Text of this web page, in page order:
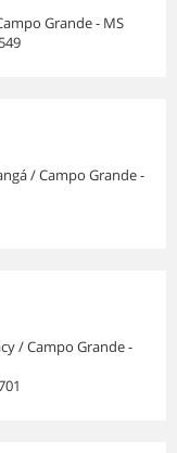
Grande - MS
/ Campo Grande -
/ Campo Grande -